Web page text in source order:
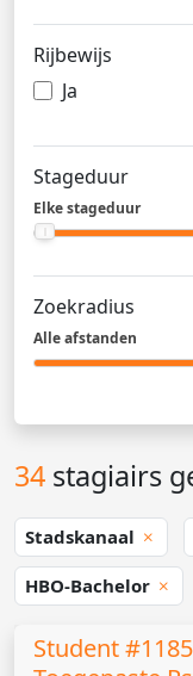
Rijbewijs
Ja
Stageduur
Elke stageduur
Zoekradius
Alle afstanden
34 stagiairs
Stadskanaal
HBO-Bachelor
Student